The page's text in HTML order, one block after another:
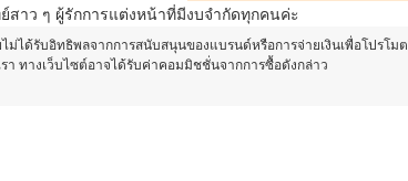
สาว ๆ ผู้รักการแต่งหน้าที่มีงบจำกัดทุกคนค่ะ
ม่ได้รับอิทธิพลจากการสนับสนุนของแบรนด์หรือการจ่ายเงินเพื่อโปรโมต
ทางเว็บไซต์อาจได้รับค่าคอมมิชชั่นจากการซื้อดังกล่าว